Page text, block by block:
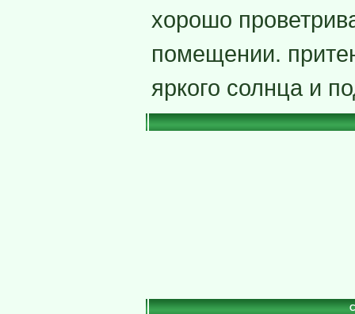
хорошо
помещении.
яркого солнца и